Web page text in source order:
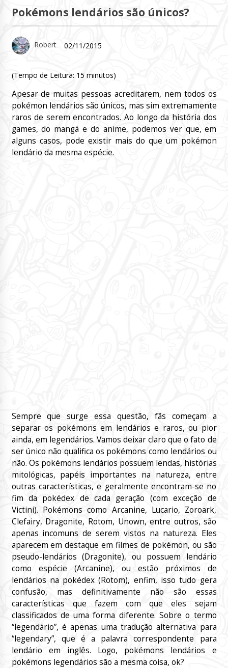
Pokémons lendários são únicos?
Robert 02/11/2015
(Tempo de Leitura: 15 minutos)
Apesar de muitas pessoas acreditarem, nem todos os
pokémon lendários são únicos, mas sim extremamente
raros de serem encontrados. Ao longo da história dos
games, do mangá e do anime, podemos ver que, em
alguns casos, pode existir mais do que um pokémon
lendário da mesma espécie.
Sempre que surge essa questão, fãs começam a
separar os pokémons em lendários e raros, ou pior
ainda, em legendários. Vamos deixar claro que o fato de
ser único não qualifica os pokémons como lendários ou
não. Os pokémons lendários possuem lendas, histórias
mitológicas, papéis importantes na natureza, entre
outras características, e geralmente encontram-se no
fim da pokédex de cada geração (com exceção de
Victini). Pokémons como Arcanine, Lucario, Zoroark,
Clefairy, Dragonite, Rotom, Unown, entre outros, são
apenas incomuns de serem vistos na natureza. Eles
aparecem em destaque em filmes de pokémon, ou são
pseudo-lendários (Dragonite), ou possuem lendário
como espécie (Arcanine), ou estão próximos de
lendários na pokédex (Rotom), enfim, isso tudo gera
confusão, mas definitivamente não são essas
características que fazem com que eles sejam
classificados de uma forma diferente. Sobre o termo
“legendário”, é apenas uma tradução alternativa para
“legendary”, que é a palavra correspondente para
lendário em inglês. Logo, pokémons lendários e
pokémons legendários são a mesma coisa, ok?